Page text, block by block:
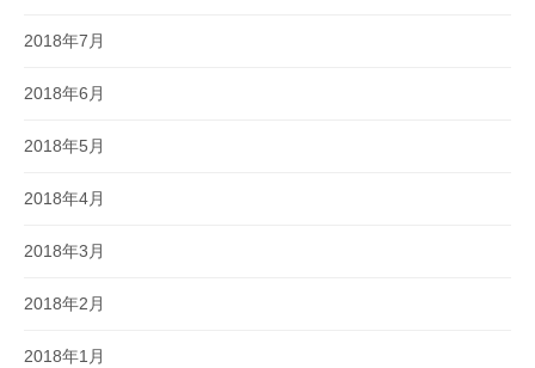
2018年7月
2018年6月
2018年5月
2018年4月
2018年3月
2018年2月
2018年1月